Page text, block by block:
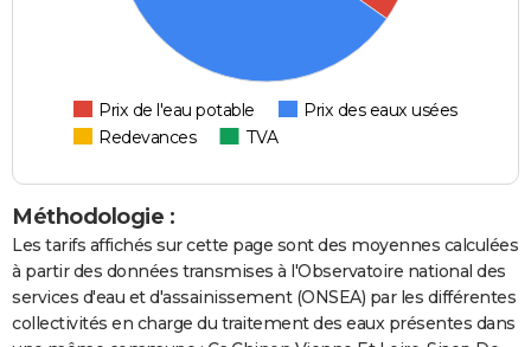
Prix de l'eau potable
Prix des eaux usées
Redevances
TVA
Méthodologie :
Les tarifs affichés sur cette page sont des moyennes calculées
à partir des données transmises à l'Observatoire national des
services d'eau et d'assainissement (ONSEA) par les différentes
collectivités en charge du traitement des eaux présentes dans